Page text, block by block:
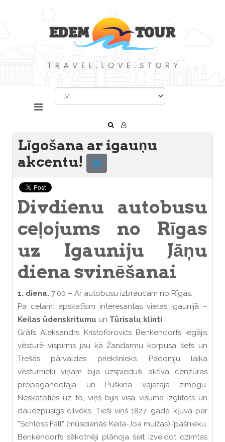
Līgošana ar igauņu
akcentu!
Divdienu autobusu
ceļojums no Rīgas
uz Igauniju Jāņu
diena svinēšanai
1. diena. 7:00 – Ar autobusu izbraucam no Rīgas.
Pa ceļam: apskatīsim interesantas vietas Igaunijā –
Keilas ūdenskritumu un Tūrisalu klinti.
Grāfs Aleksandrs Kristoforovičs Benkendorfs iegājis
vēsturē vispirms jau kā Žandarmu korpusa šefs un
Trešās pārvaldes priekšnieks. Padomju laika
vēsturnieki viņam bija uzspieduši aktīva cenzūras
propagandētāja un Puškina vajātāja zīmogu.
Neskatoties uz to, viņš bijis visā visumā izglītots un
daudzpusīgs cilvēks. Tieši viņš 1827. gadā kļuva par
”Schloss Fall” (mūsdienās Keila-Joa muižas) īpašnieku.
Benkendorfs sākotnēji plānoja šeit izveidot dzimtas